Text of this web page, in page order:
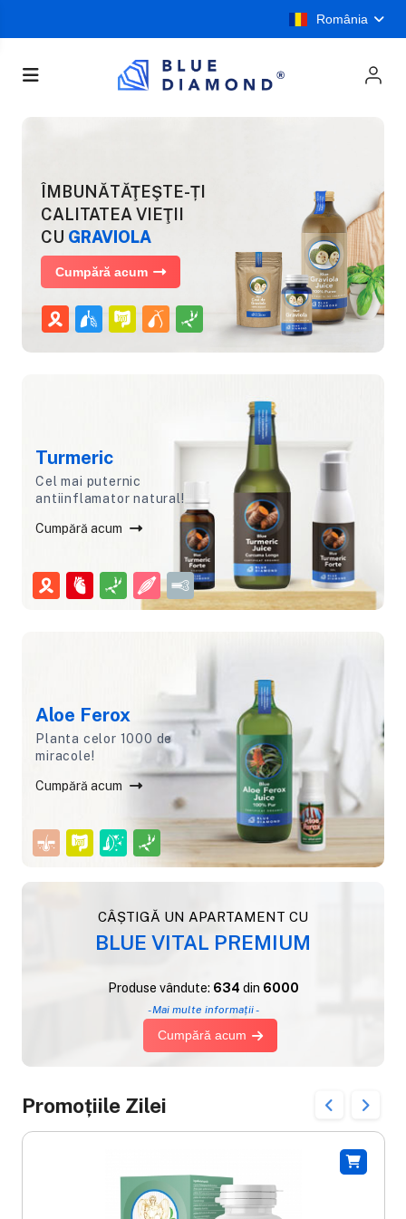
România
ÎMBUNĂTĂŢEŞTE-ȚI
CALITATEA VIEŢII
CU GRAVIOLA
Cumpără acum
Turmeric
Cel mai puternic
antiinflamator natural!
Cumpără acum
Aloe Ferox
Planta celor 1000 de
miracole!
Cumpără acum
CÂȘTIGĂ UN APARTAMENT CU
BLUE VITAL PREMIUM
Produse vândute: 634 din 6000
- Mai multe informații -
Cumpără acum
Promoțiile Zilei